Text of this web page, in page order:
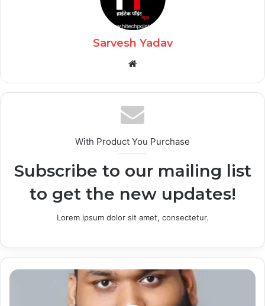
Sarvesh Yadav
Website
With Product You Purchase
Subscribe to our mailing list
to get the new updates!
Lorem ipsum dolor sit amet, consectetur.